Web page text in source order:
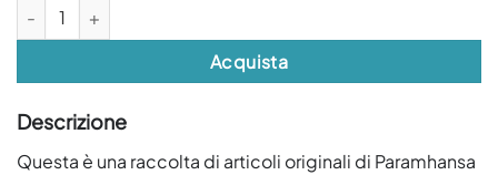
Il mistero dei mondo invisibili quantità
Acquista
Descrizione
Questa è una raccolta di articoli originali di Paramhansa